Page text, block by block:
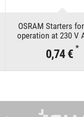
OSRAM Starters
operation at 230 V
111, ST 171, ST
LONGLIFE
0,74 € *